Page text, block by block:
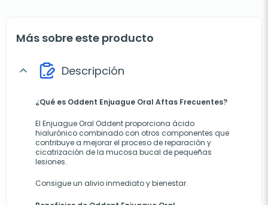
Más sobre este producto
expand_more Descripción
¿Qué es Oddent Enjuague Oral Aftas Frecuentes?
El Enjuague Oral Oddentproporciona ácido
hialurónico combinado con otros componentes que
contribuye a mejorar el proceso de reparación y
cicatrización de la mucosa bucal de pequeñas
lesiones.
Consigue un alivio inmediato y bienestar.